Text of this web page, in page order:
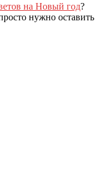
на Новый год?
нужно оставить